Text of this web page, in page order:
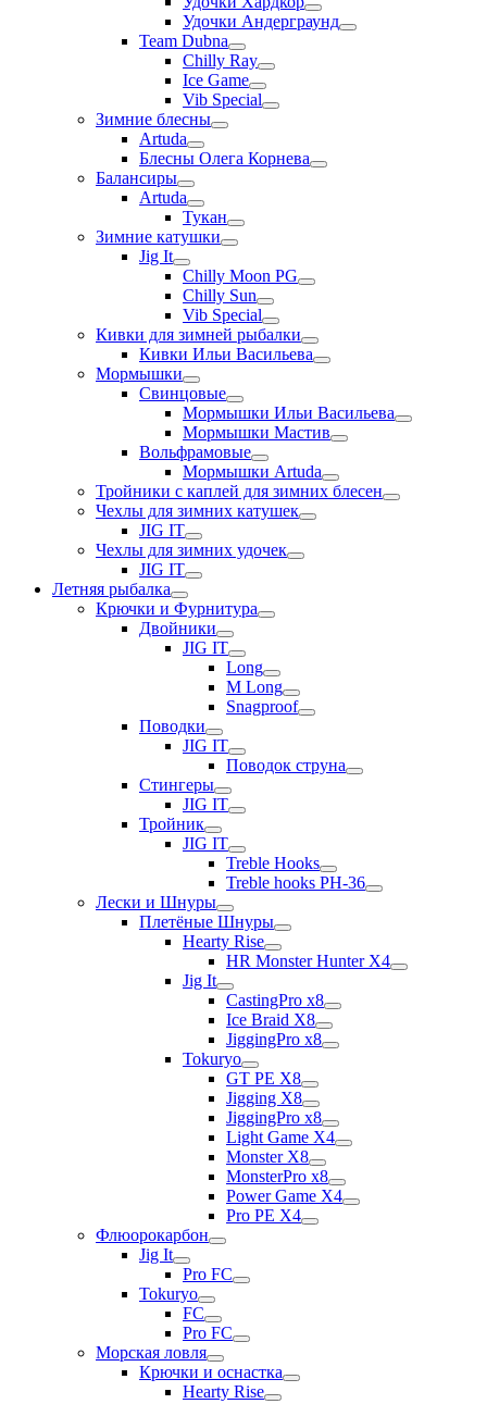
Удочки Андерграунд
Team Dubna
Chilly Ray
Ice Game
Vib Special
Зимние блесны
Artuda
Блесны Олега Корнева
Балансиры
Artuda
Тукан
Зимние катушки
Jig It
Chilly Moon PG
Chilly Sun
Vib Special
Кивки для зимней рыбалки
Кивки Ильи Васильева
Мормышки
Свинцовые
Мормышки Ильи Васильева
Мормышки Мастив
Вольфрамовые
Мормышки Artuda
Тройники с каплей для зимних блесен
Чехлы для зимних катушек
JIG IT
Чехлы для зимних удочек
JIG IT
Летняя рыбалка
Крючки и Фурнитура
Двойники
JIG IT
Long
M Long
Snagproof
Поводки
JIG IT
Поводок струна
Стингеры
JIG IT
Тройник
JIG IT
Treble Hooks
Treble hooks PH-36
Лески и Шнуры
Плетёные Шнуры
Hearty Rise
HR Monster Hunter X4
Jig It
CastingPro x8
Ice Braid X8
JiggingPro x8
Tokuryo
GT PE X8
Jigging X8
JiggingPro x8
Light Game X4
Monster X8
MonsterPro x8
Power Game X4
Pro PE X4
Флюорокарбон
Jig It
Pro FC
Tokuryo
FC
Pro FC
Морская ловля
Крючки и оснастка
Hearty Rise